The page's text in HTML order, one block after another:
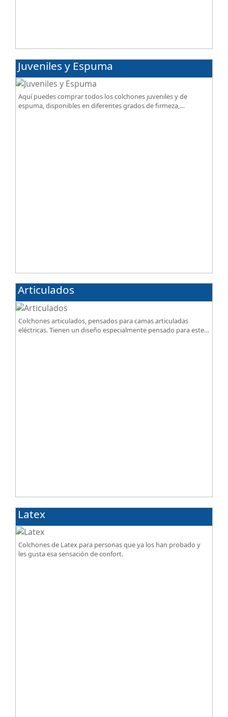
Juveniles y Espuma
Aquí puedes comprar todos los colchones juveniles y de
espuma, disponibles en diferentes grados de firmeza,
Articulados
Colchones articulados, pensados para camas articuladas
eléctricas. Tienen un diseño especialmente pensado para este
Latex
Colchones de Latex para personas que ya los han probado y
les gusta esa sensación de confort.